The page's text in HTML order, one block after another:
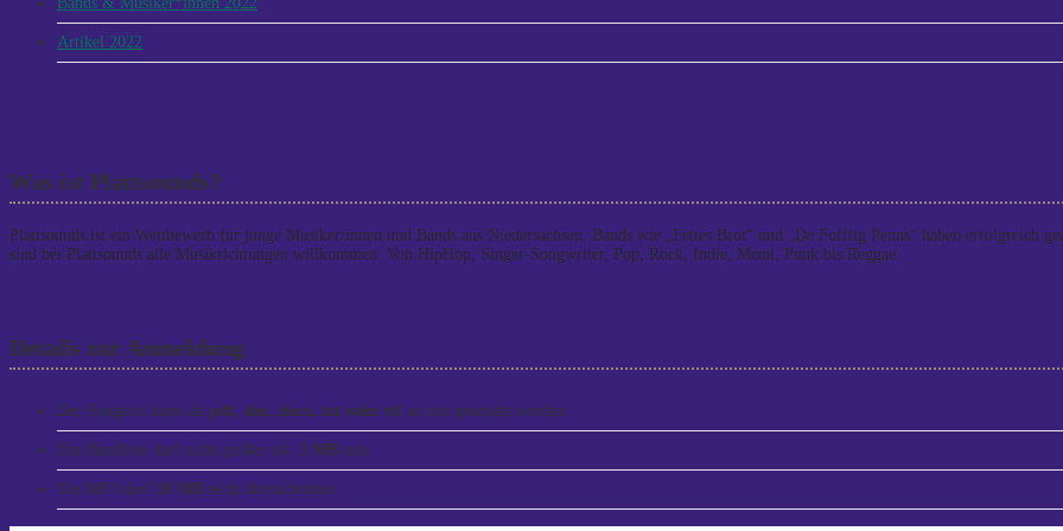
Artikel 2022
Was ist Plattsounds?
Plattsounds ist ein Wettbewerb für junge Musiker/innen und Bands aus Niedersachsen. Bands wie „Fettes Brot“ und „De Fofftig Penns“ haben erfolgreich
sind bei Plattsounds alle Musikrichtungen willkommen: Von HipHop, Singer-Songwriter, Pop, Rock, Indie, Metal, Punk bis Reggae.
Details zur Anmeldung
Der Songtext kann als pdf, doc, docx, txt oder rtf an uns gesendet werden.
Das Bandfoto darf nicht größer als 3 MB sein.
Das MP3 darf 10 MB nicht überschreiten.